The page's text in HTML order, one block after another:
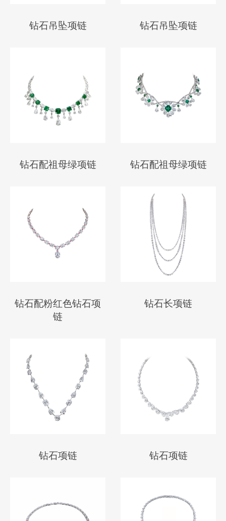
钻石吊坠项链 钻石吊坠项链
钻石配祖母绿项链 钻石配祖母绿项链
钻石配粉红色钻石项
链
钻石长项链
钻石项链 钻石项链